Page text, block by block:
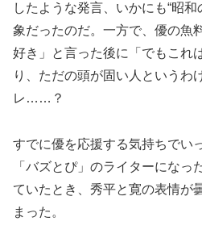
したような発言、いかにも“昭
象だったのだ。一方で、優の魚
好き」と言った後に「でもこれ
り、ただの頭が固い人というわ
レ……？
すでに優を応援する気持ちでい
「バズとぴ」のライターになっ
ていたとき、秀平と寛の表情が
まった。